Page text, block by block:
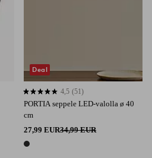
PORTIA seppele LED-valolla ø 40
cm
27,99 EUR34,99 EUR
1 väri
4,5 perustuen 51 arvosanaan
4,5 (51)
Deal